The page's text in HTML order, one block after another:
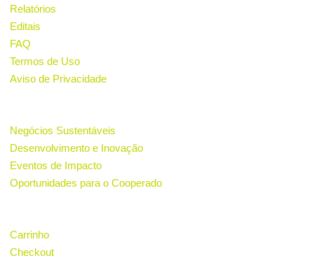
Relatórios
Editais
FAQ
Termos de Uso
Aviso de Privacidade
Negócios Sustentáveis
Desenvolvimento e Inovação
Eventos de Impacto
Oportunidades para o Cooperado
Carrinho
Checkout